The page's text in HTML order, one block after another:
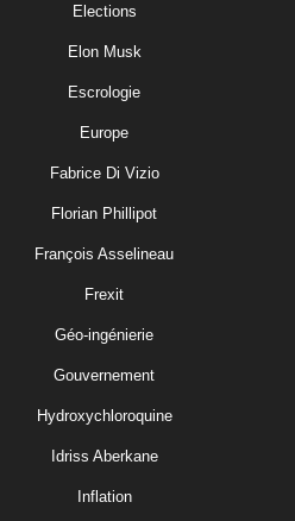
Elections
Elon Musk
Escrologie
Europe
Fabrice Di Vizio
Florian Phillipot
François Asselineau
Frexit
Géo-ingénierie
Gouvernement
Hydroxychloroquine
Idriss Aberkane
Inflation